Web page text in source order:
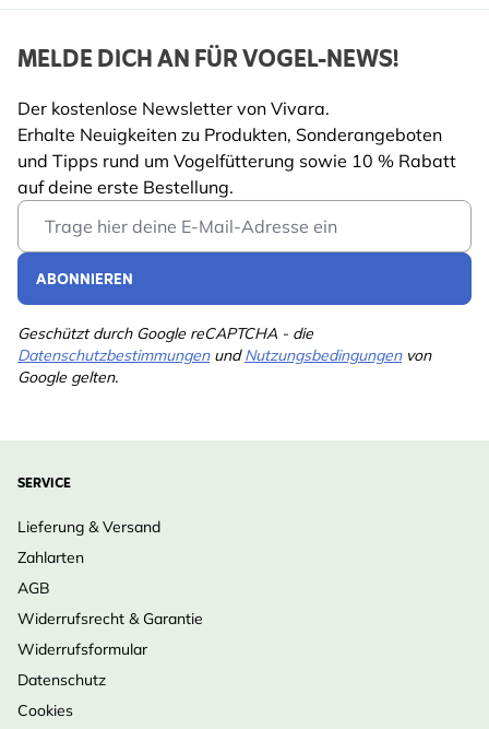
Hänge den Futterspender an einen stabilen
windgeschützten Ort.
Ebenfalls in der Clubhouse-Reihe erhältlich: eine
alternative Aufhängemethode oder ein Modell zur
Wandbefestigung.
MELDE DICH AN FÜR VOGEL-NEWS!
Der kostenlose Newsletter von Vivara.
Erhalte Neuigkeiten zu Produkten, Sonderangeboten
und Tipps rund um Vogelfütterung sowie 10 % Rabatt
auf deine erste Bestellung.
Email Address
ABONNIEREN
Geschützt durch Google reCAPTCHA - die
DatenschutzbestimmungenundNutzungsbedingungenvon
Google gelten.
SERVICE
Lieferung & Versand
Zahlarten
AGB
Widerrufsrecht & Garantie
Widerrufsformular
Datenschutz
Cookies